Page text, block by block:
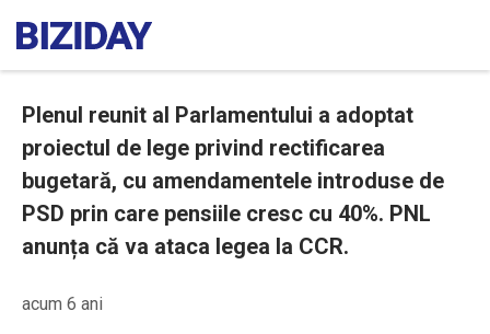
Plenul reunit al Parlamentului a adoptat
proiectul de lege privind rectificarea
bugetară, cu amendamentele introduse de
PSD prin care pensiile cresc cu 40%. PNL
anunța că va ataca legea la CCR.
acum 6 ani